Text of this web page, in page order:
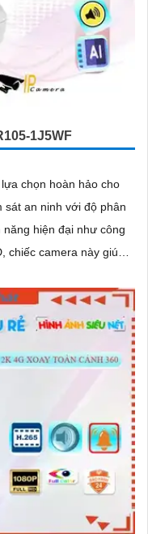
1J5WF
chọn hoàn hảo cho
sát an ninh với độ phân
chiếc camera này giúp